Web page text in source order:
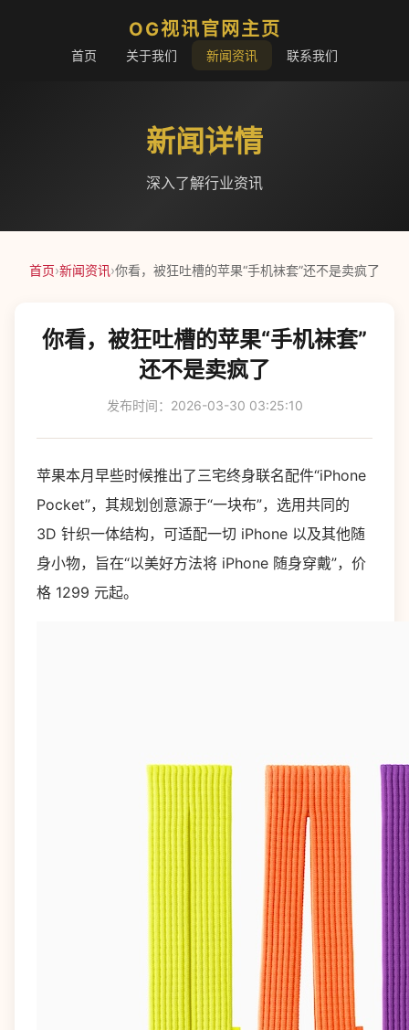
OG视讯官网主页
首页 关于我们 新闻资讯 联系我们
新闻详情
深入了解行业资讯
首页›新闻资讯›你看，被狂吐槽的苹果“手机袜套”还不是卖疯了
你看，被狂吐槽的苹果“手机袜套”
还不是卖疯了
发布时间：2026-03-30 03:25:10
苹果本月早些时候推出了三宅终身联名配件“iPhone
Pocket”，其规划创意源于“一块布”，选用共同的
3D 针织一体结构，可适配一切 iPhone 以及其他随
身小物，旨在“以美好方法将 iPhone 随身穿戴”，价
格 1299 元起。